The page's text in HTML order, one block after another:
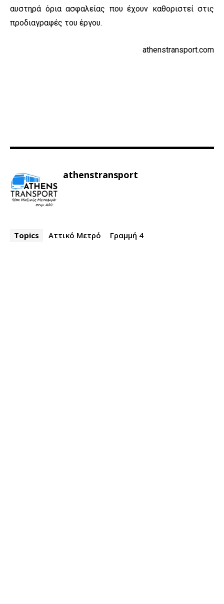
αυστηρά όρια ασφαλείας που έχουν καθοριστεί στις
προδιαγραφές του έργου.
athenstransport.com
athenstransport
Topics Αττικό Μετρό Γραμμή 4